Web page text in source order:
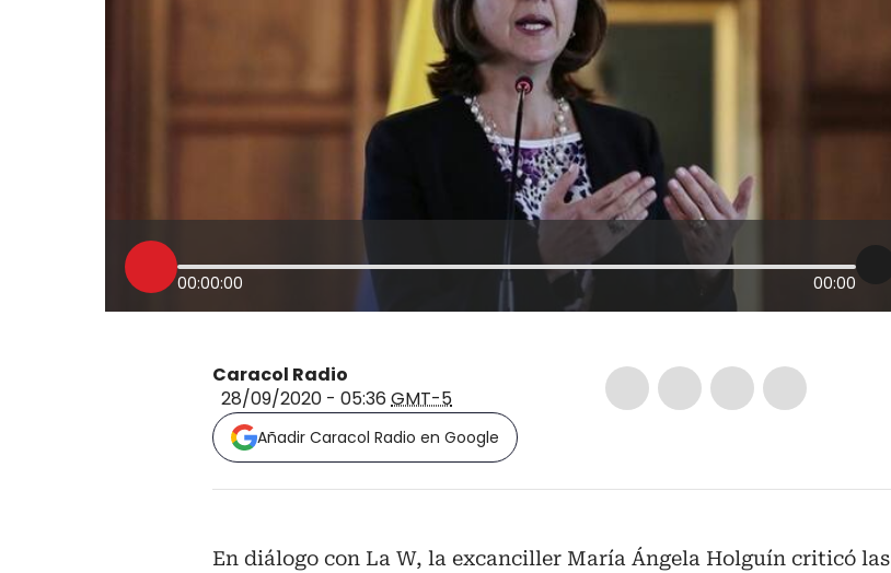
00:00:00 00:00
Caracol Radio
28/09/2020 - 05:36 GMT-5
Añadir Caracol Radio en Google
En diálogo con La W, la excanciller María Ángela Holguín criticó las